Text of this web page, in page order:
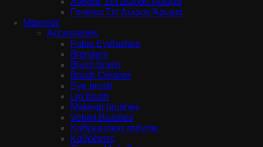
Γυναίκα Σετ Δώρου Άρωμα
Μακιγιάζ
Accessories
False Eyelashes
Blenders
Blush brush
Brush Cleaner
Eye brush
Lip brush
Makeup brushes
Velvet Brushes
Καθρεφτάκια τσάντας
Καθρέφτες